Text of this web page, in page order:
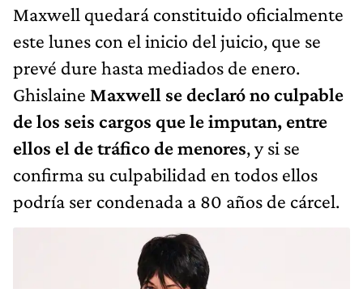
Maxwell quedará constituido oficialmente
este lunes con el inicio del juicio, que se
prevé dure hasta mediados de enero.
Ghislaine Maxwell sedeclaróno culpable
de los seis cargos que le imputan, entre
ellos el de tráfico de menores, y si se
confirma su culpabilidad en todos ellos
podría ser condenada a 80 años de cárcel.